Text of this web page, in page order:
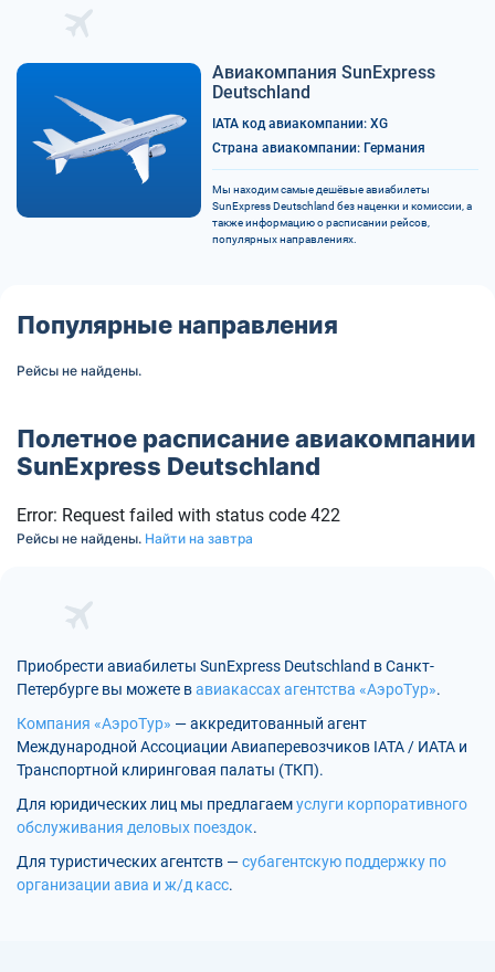
Авиакомпания SunExpress
Deutschland
IATA код авиакомпании: XG
Страна авиакомпании: Германия
Мы находим самые дешёвые авиабилеты
SunExpress Deutschland без наценки и комиссии, а
также информацию о расписании рейсов,
популярных направлениях.
Популярные направления
Рейсы не найдены.
Полетное расписание авиакомпании
SunExpress Deutschland
Error: Request failed with status code 422
Рейсы не найдены. Найти на завтра
Приобрести авиабилеты SunExpress Deutschland в Санкт-
Петербурге вы можете вавиакассах агентства «АэроТур».
Компания «АэроТур» — аккредитованный агент
Международной Ассоциации Авиаперевозчиков IATA / ИАТА и
Транспортной клиринговая палаты (ТКП).
Для юридических лиц мы предлагаемуслуги корпоративного
обслуживания деловых поездок.
Для туристических агентств —субагентскую поддержку по
организации авиа и ж/д касс.